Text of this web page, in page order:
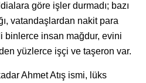
göre işler durmadı; bazı
vatandaşlardan nakit para
binlerce insan mağdur, evini
yüzlerce işçi ve taşeron var.
Ahmet Atış ismi, lüks